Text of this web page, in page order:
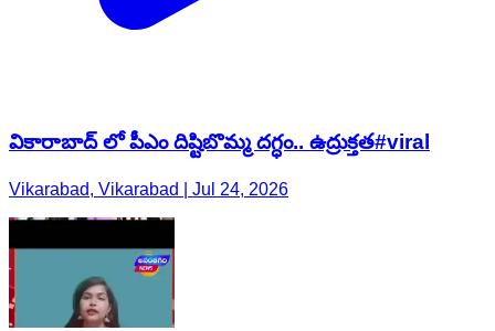
వికారాబాద్ లో పీఎం దిష్టిబొమ్మ దగ్ధం.. ఉద్రుక్తత#viral
Vikarabad, Vikarabad | Jul 24, 2026